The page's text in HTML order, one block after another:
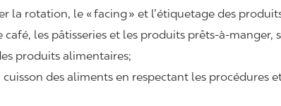
la rotation, le « facing » et l’étiquetage des
les pâtisseries et les produits prêts-à-manger,
produits alimentaires;
des aliments en respectant les procédures